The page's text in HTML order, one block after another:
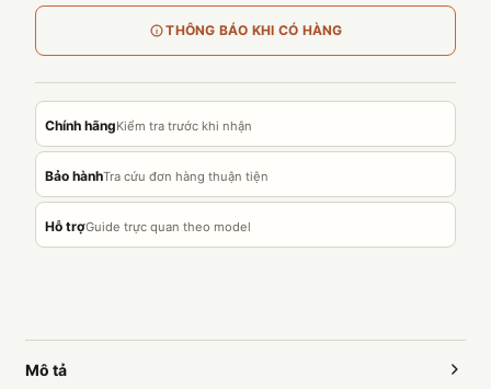
THÔNG BÁO KHI CÓ HÀNG
Chính hãngKiểm tra trước khi nhận
Bảo hànhTra cứu đơn hàng thuận tiện
Hỗ trợGuide trực quan theo model
Mô tả